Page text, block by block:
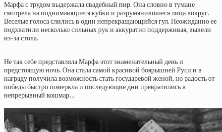
Марфа с трудом выдержала свадебный пир. Она словно в тумане
смотрела на поднимающиеся кубки и разрумянившиеся лица вокруг.
Веселые голоса слились в один непрекращающийся гул. Неожиданно ее
подхватили несколько сильных рук и аккуратно поддерживая, вывели
из-за стола.
Не так себе представляла Марфа этот знаменательный день и
предстоящую ночь. Она стала самой красивой боярышней Руси и в
награду получила возможность стать государевой женой, но радость от
победы быстро померкла и последующие дни превратились в
непрерывный кошмар…